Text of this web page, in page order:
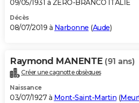
09/05/1931 à ZERO-BRANCO ITALIE
Décès
08/07/2019 à Narbonne (Aude)
Raymond MANENTE (91 ans)
Créer une cagnotte obsèques
Naissance
03/07/1927 à Mont-Saint-Martin (